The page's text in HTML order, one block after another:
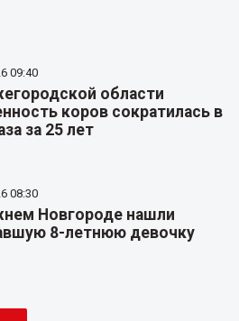
09:40
области
коров сократилась в
за 25 лет
08:30
Новгороде нашли
8-летнюю девочку